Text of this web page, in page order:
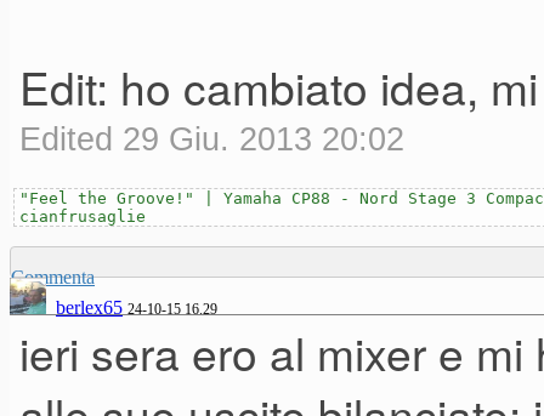
Edit: ho cambiato idea,
Edited 29 Giu. 2013 20:02
"Feel the Groove!" | Yamaha CP88 - Nord Stage 3
cianfrusaglie
Commenta
berlex65 24-10-15 16.29
ieri sera ero al mixer e